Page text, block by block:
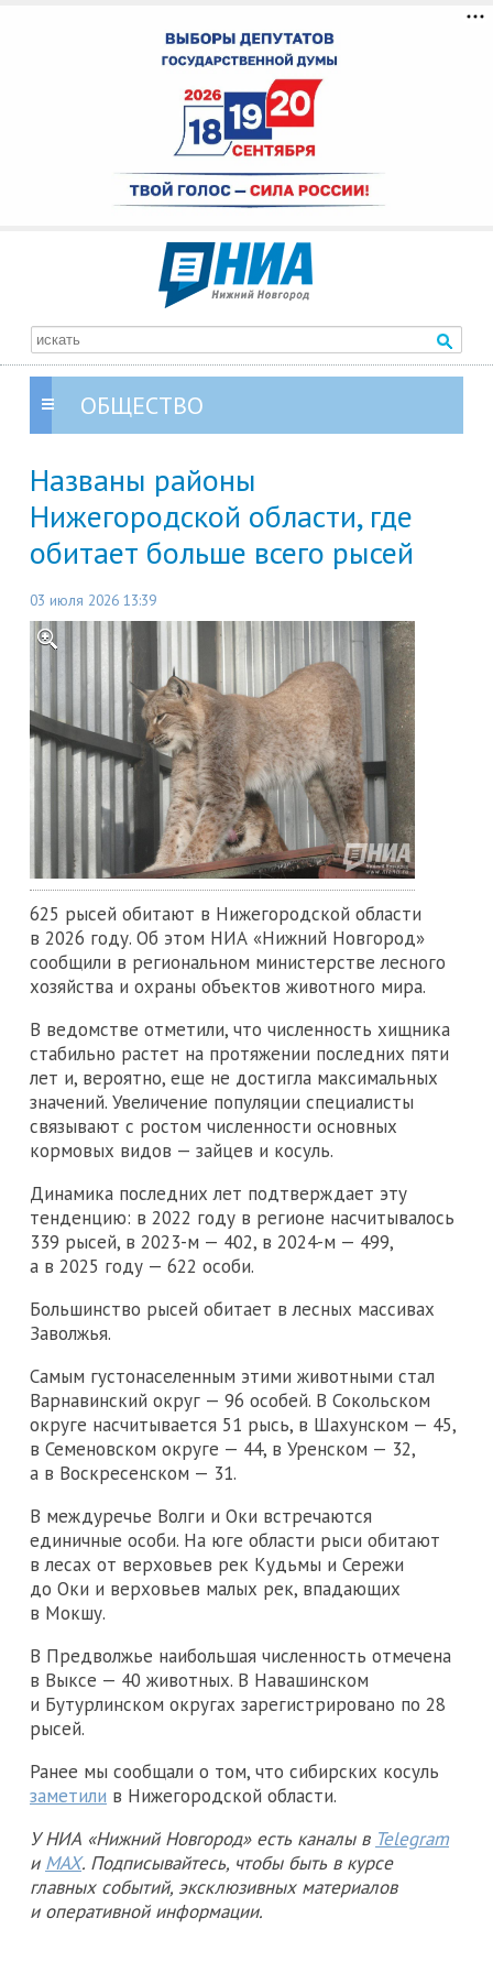
ОБЩЕСТВО
Названы районы
Нижегородской области, где
обитает больше всего рысей
03 июля 2026 13:39
625 рысей обитают в Нижегородской области
в 2026 году. Об этом НИА «Нижний Новгород»
сообщили в региональном министерстве лесного
хозяйства и охраны объектов животного мира.
В ведомстве отметили, что численность хищника
стабильно растет на протяжении последних пяти
лет и, вероятно, еще не достигла максимальных
значений. Увеличение популяции специалисты
связывают с ростом численности основных
кормовых видов — зайцев и косуль.
Динамика последних лет подтверждает эту
тенденцию: в 2022 году в регионе насчитывалось
339 рысей, в 2023-м — 402, в 2024-м — 499,
а в 2025 году — 622 особи.
Большинство рысей обитает в лесных массивах
Заволжья.
Самым густонаселенным этими животными стал
Варнавинский округ — 96 особей. В Сокольском
округе насчитывается 51 рысь, в Шахунском — 45,
в Семеновском округе — 44, в Уренском — 32,
а в Воскресенском — 31.
В междуречье Волги и Оки встречаются
единичные особи. На юге области рыси обитают
в лесах от верховьев рек Кудьмы и Сережи
до Оки и верховьев малых рек, впадающих
в Мокшу.
В Предволжье наибольшая численность отмечена
в Выксе — 40 животных. В Навашинском
и Бутурлинском округах зарегистрировано по 28
рысей.
Ранее мы сообщали о том, что сибирских косуль
заметили в Нижегородской области.
У НИА «Нижний Новгород» есть каналы в Telegram
и MAX. Подписывайтесь, чтобы быть в курсе
главных событий, эксклюзивных материалов
и оперативной информации.